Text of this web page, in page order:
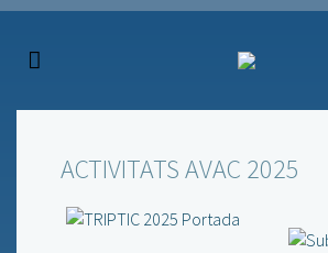
ACTIVITATS AVAC 2025